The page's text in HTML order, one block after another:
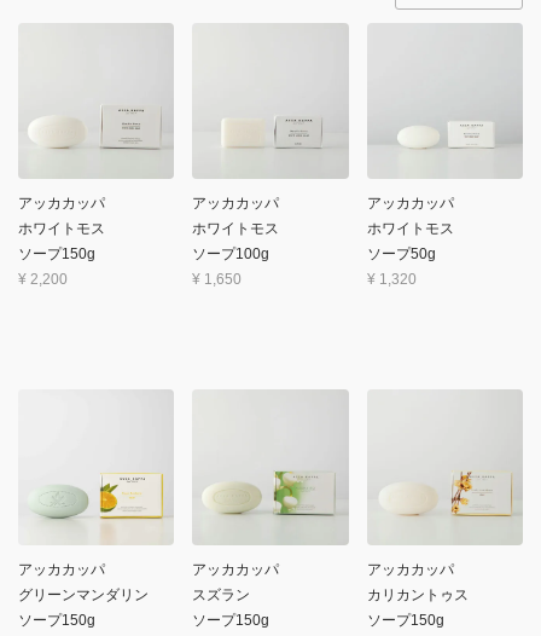
アッカカッパ
ホワイトモス
ソープ150g
¥ 2,200
アッカカッパ
ホワイトモス
ソープ100g
¥ 1,650
アッカカッパ
ホワイトモス
ソープ50g
¥ 1,320
アッカカッパ
グリーンマンダリン
ソープ150g
アッカカッパ
スズラン
ソープ150g
アッカカッパ
カリカントゥス
ソープ150g